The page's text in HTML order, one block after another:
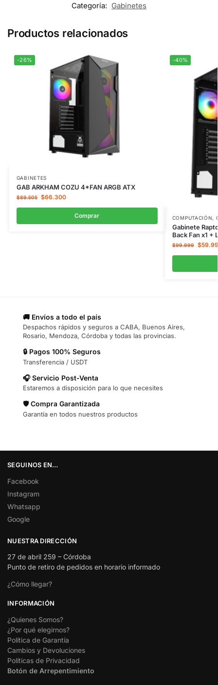
Categoría: Gabinetes
Productos relacionados
-26%
GABINETES
GAB ARKHAM COZU 4*FAN ARGB ATX
$89.505 $66.300
Comprar
-40%
COMPUTACIÓN,
Gabinete
Back Fan x1
$99.999 $
🚚 Envíos a todo el país
Despachos rápidos y seguros a CABA, Buenos Aires,
Rosario, Mendoza, Córdoba y todas las provincias.
🔒 Pagos 100% Seguros
Transferencia / USDT
🎧 Servicio Post-Venta
Estaremos a disposición para lo que necesites
🛡️ Compra Garantizada
Garantía en todos nuestros productos
SEGUINOS EN…
Facebook
Instagram
Whatsapp
Google
NUESTRA DIRECCIÓN
27 de abril 259 – Córdoba
Punto de retiro de pedidos en horario informado
¿Cómo llegar?
INFORMACIÓN
¿Quienes Somos?
¿Por qué elegirnos?
Política de Garantía
Cambios y Devoluciones
Políticas de Privacidad
Botón de Arrepentimiento